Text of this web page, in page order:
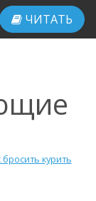
ЧИТАТЬ
бросить курить